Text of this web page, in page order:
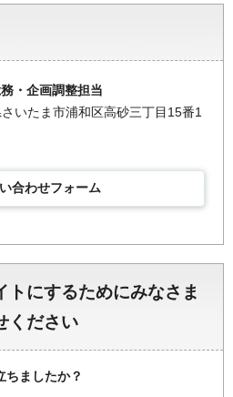
・企画調整担当
いたま市浦和区高砂三丁目15番1
合わせフォーム
トにするためにみなさま
ください
ちましたか？